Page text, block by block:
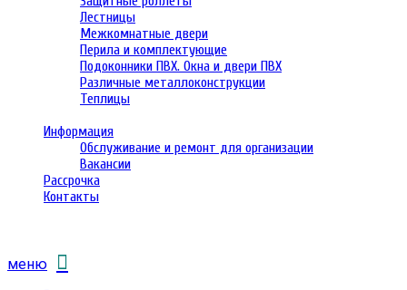
Лестницы
Межкомнатные двери
Перила и комплектующие
Подоконники ПВХ. Окна и двери ПВХ
Различные металлоконструкции
Теплицы
Информация
Обслуживание и ремонт для организации
Вакансии
Рассрочка
Контакты
меню